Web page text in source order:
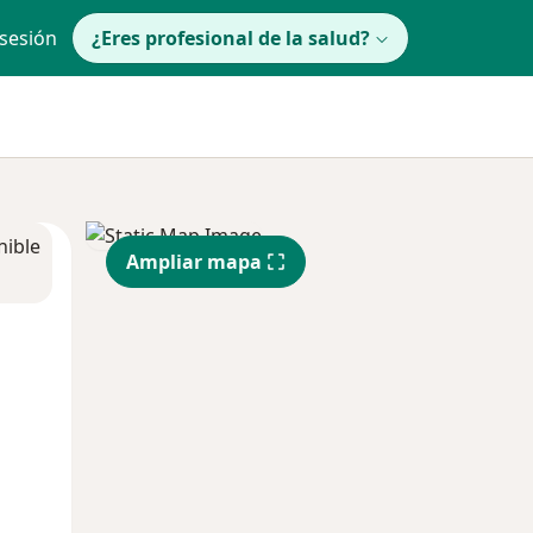
¿Eres profesional de la salud?
Ampliar mapa